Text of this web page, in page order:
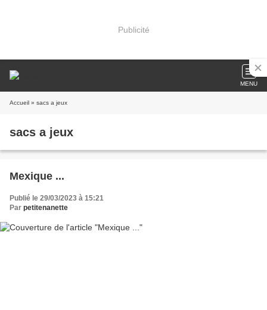
Publicité
MENU
Accueil » sacs a jeux
sacs a jeux
Mexique ...
Publié le 29/03/2023 à 15:21
Par petitenanette